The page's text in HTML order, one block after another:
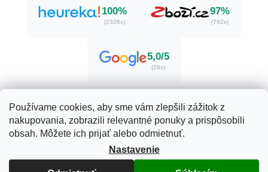
Používame cookies, aby sme vám zlepšili zážitok z
nakupovania, zobrazili relevantné ponuky a prispôsobili
obsah. Môžete ich prijať alebo odmietnuť.
Nastavenie
100%
(2326x)
97%
(792x)
5,0/5
(26x)
Vytvoril Shoptet
Copyright 2026Herbatica.sk. Všetky práva vyhradené.